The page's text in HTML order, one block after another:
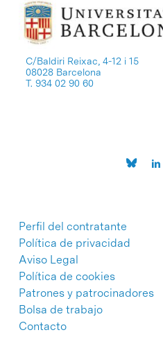
C/Baldiri Reixac, 4-12 i 15
08028 Barcelona
T. 934 02 90 60
Perfil del contratante
Política de privacidad
Aviso Legal
Política de cookies
Patrones y patrocinadores
Bolsa de trabajo
Contacto